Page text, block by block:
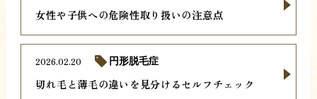
女性や子供への危険性取り扱いの注意点
切れ毛と薄毛の違いを見分けるセルフチェック
2026.02.20 円形脱毛症